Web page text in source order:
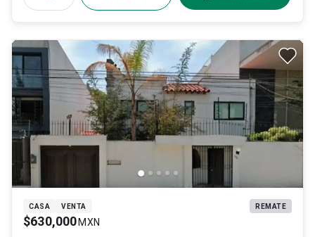
CASA VENTA REMATE
$630,000 MXN